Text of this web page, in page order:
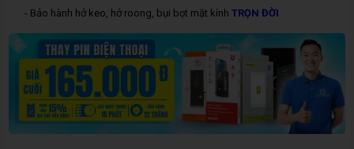
- Bảo hành hở keo, hở roong, bụi bọt mặt kính TRỌN ĐỜI